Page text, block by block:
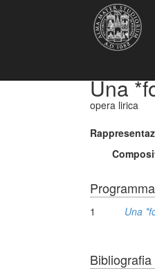
Una
opera lirica
Programma
1 Una
Bibliografia